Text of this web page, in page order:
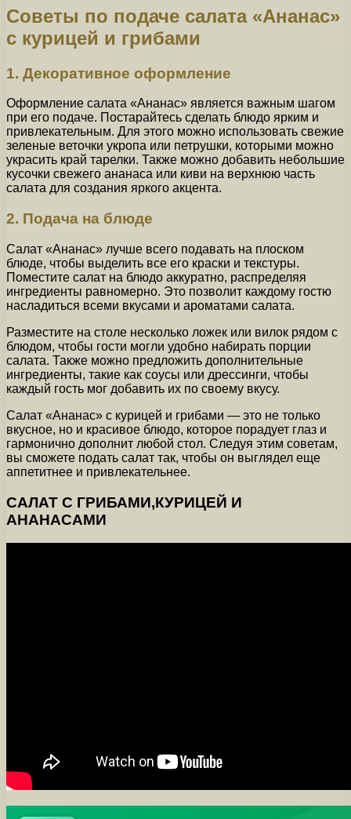
Советы по подаче салата «Ананас»
с курицей и грибами
1. Декоративное оформление
Оформление салата «Ананас» является важным шагом
при его подаче. Постарайтесь сделать блюдо ярким и
привлекательным. Для этого можно использовать свежие
зеленые веточки укропа или петрушки, которыми можно
украсить край тарелки. Также можно добавить небольшие
кусочки свежего ананаса или киви на верхнюю часть
салата для создания яркого акцента.
2. Подача на блюде
Салат «Ананас» лучше всего подавать на плоском
блюде, чтобы выделить все его краски и текстуры.
Поместите салат на блюдо аккуратно, распределяя
ингредиенты равномерно. Это позволит каждому гостю
насладиться всеми вкусами и ароматами салата.
Разместите на столе несколько ложек или вилок рядом с
блюдом, чтобы гости могли удобно набирать порции
салата. Также можно предложить дополнительные
ингредиенты, такие как соусы или дрессинги, чтобы
каждый гость мог добавить их по своему вкусу.
Салат «Ананас» с курицей и грибами — это не только
вкусное, но и красивое блюдо, которое порадует глаз и
гармонично дополнит любой стол. Следуя этим советам,
вы сможете подать салат так, чтобы он выглядел еще
аппетитнее и привлекательнее.
САЛАТ С ГРИБАМИ,КУРИЦЕЙ И
АНАНАСАМИ